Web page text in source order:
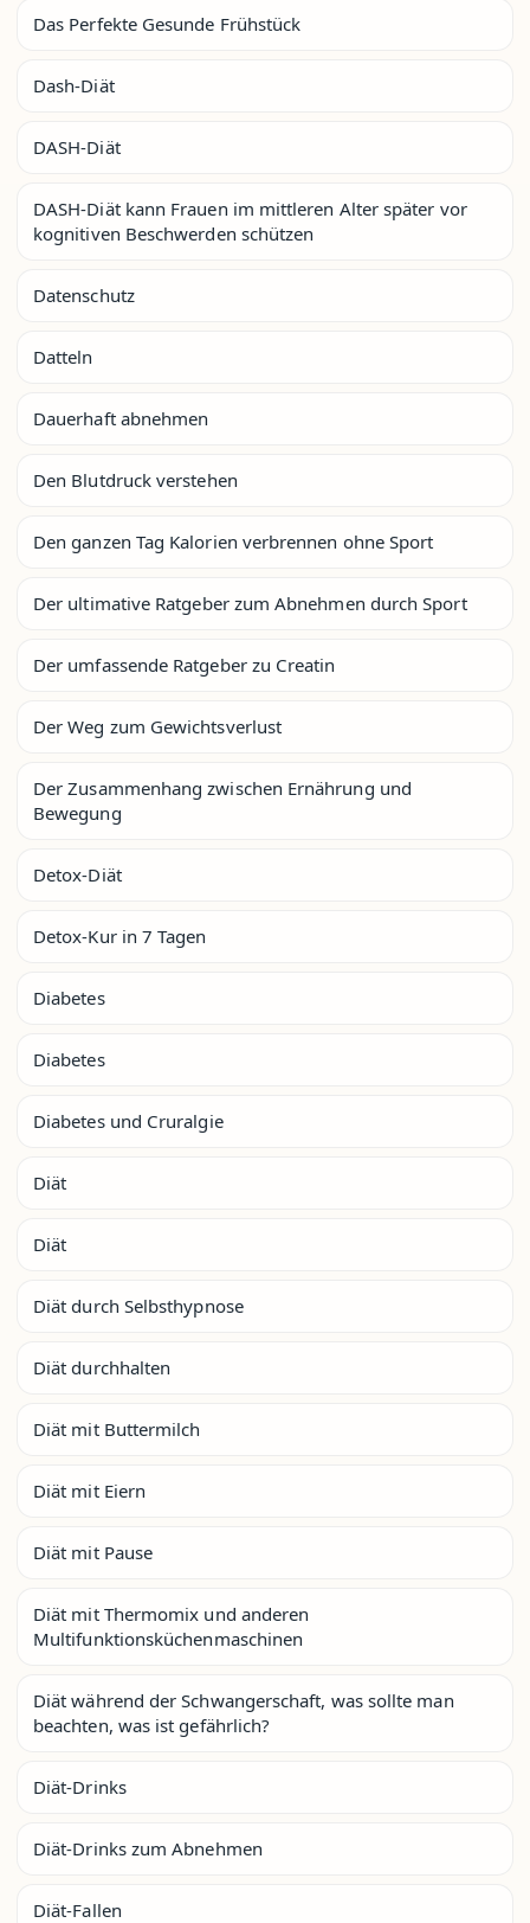
Das Perfekte Gesunde Frühstück
Dash-Diät
DASH-Diät
DASH-Diät kann Frauen im mittleren Alter später vor
kognitiven Beschwerden schützen
Datenschutz
Datteln
Dauerhaft abnehmen
Den Blutdruck verstehen
Den ganzen Tag Kalorien verbrennen ohne Sport
Der ultimative Ratgeber zum Abnehmen durch Sport
Der umfassende Ratgeber zu Creatin
Der Weg zum Gewichtsverlust
Der Zusammenhang zwischen Ernährung und
Bewegung
Detox-Diät
Detox-Kur in 7 Tagen
Diabetes
Diabetes
Diabetes und Cruralgie
Diät
Diät
Diät durch Selbsthypnose
Diät durchhalten
Diät mit Buttermilch
Diät mit Eiern
Diät mit Pause
Diät mit Thermomix und anderen
Multifunktionsküchenmaschinen
Diät während der Schwangerschaft, was sollte man
beachten, was ist gefährlich?
Diät-Drinks
Diät-Drinks zum Abnehmen
Diät-Fallen